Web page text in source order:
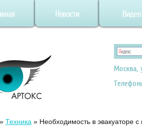
Новости Видео
Москва,
» Техника » Необходимость в эвакуаторе с